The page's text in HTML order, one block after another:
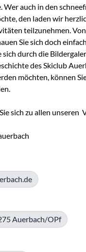
Wer auch in den
den laden wir
teilzunehmen.
Sie sich doch
sich durch die
des Skiclub
möchten, können
sich zu allen unseren
Auerbach/OPf